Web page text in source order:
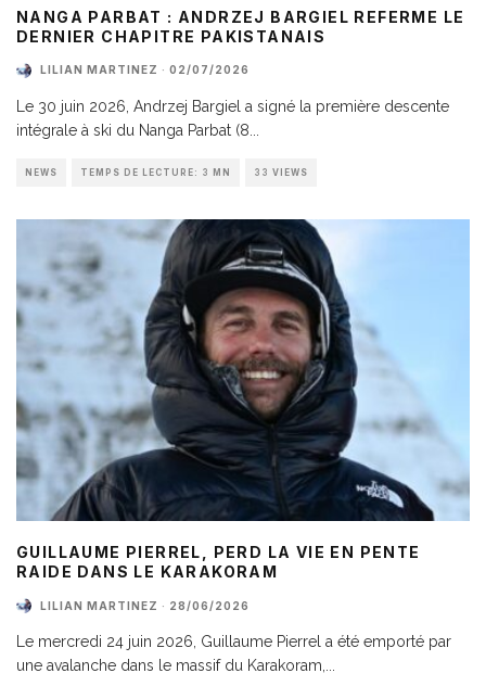
NANGA PARBAT : ANDRZEJ BARGIEL REFERME LE
DERNIER CHAPITRE PAKISTANAIS
LILIAN MARTINEZ · 02/07/2026
Le 30 juin 2026, Andrzej Bargiel a signé la première descente
intégrale à ski du Nanga Parbat (8
NEWS TEMPS DE LECTURE: 3 MN 33 VIEWS
GUILLAUME PIERREL, PERD LA VIE EN PENTE
RAIDE DANS LE KARAKORAM
LILIAN MARTINEZ · 28/06/2026
Le mercredi 24 juin 2026, Guillaume Pierrel a été emporté par
une avalanche dans le massif du Karakoram,...